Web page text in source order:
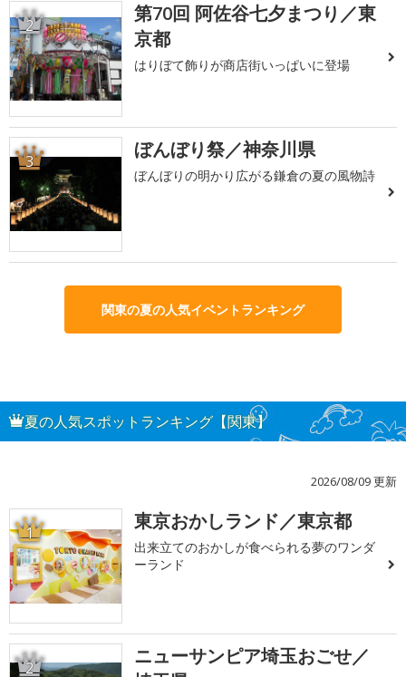
2
第70回 阿佐谷七夕まつり／東
京都
はりぼて飾りが商店街いっぱいに登場
3 ぼんぼり祭／神奈川県
ぼんぼりの明かり広がる鎌倉の夏の風物詩
関東の夏の人気イベントランキング
夏の人気スポットランキング【関東】
2026/08/09 更新
1 東京おかしランド／東京都
出来立てのおかしが食べられる夢のワンダ
ーランド
2
ニューサンピア埼玉おごせ／